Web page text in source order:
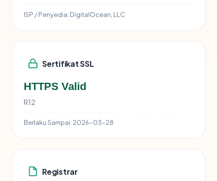
ISP / Penyedia: DigitalOcean, LLC
Sertifikat SSL
HTTPS Valid
R12
Berlaku Sampai: 2026-03-28
Registrar